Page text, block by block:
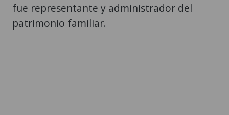
fue representante y administrador del
patrimonio familiar.